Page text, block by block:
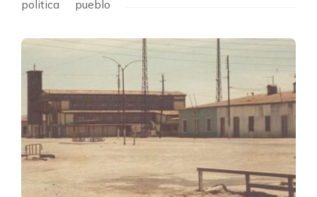
politica pueblo